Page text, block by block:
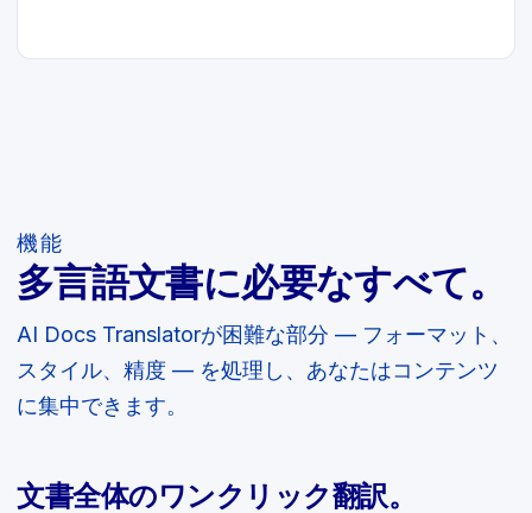
機能
多言語文書に必要なすべて。
AI Docs Translatorが困難な部分 — フォーマット、
スタイル、精度 — を処理し、あなたはコンテンツ
に集中できます。
文書全体のワンクリック翻訳。